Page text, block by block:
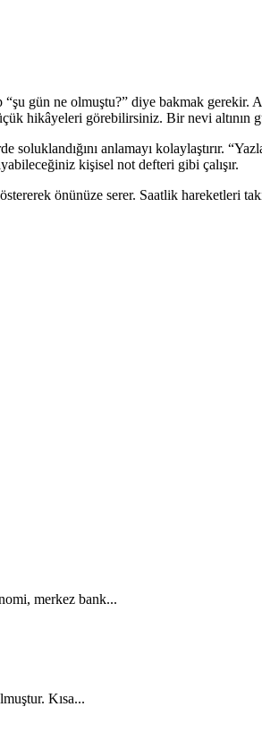
gün ne olmuştu?” diye bakmak
hikâyeleri görebilirsiniz. Bir nevi altının
anlamayı kolaylaştırır.
kişisel not defteri gibi çalışır.
önünüze serer. Saatlik hareketleri
merkez bank...
Kısa...